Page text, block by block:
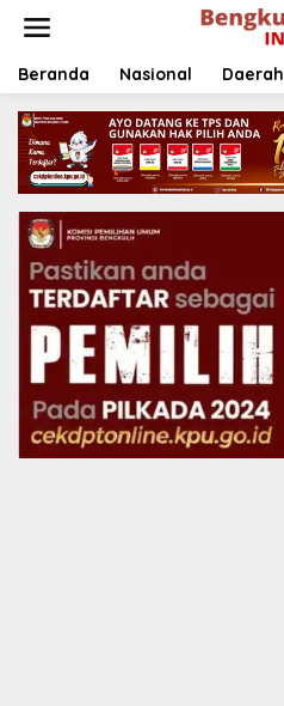
Beranda Nasional Daerah